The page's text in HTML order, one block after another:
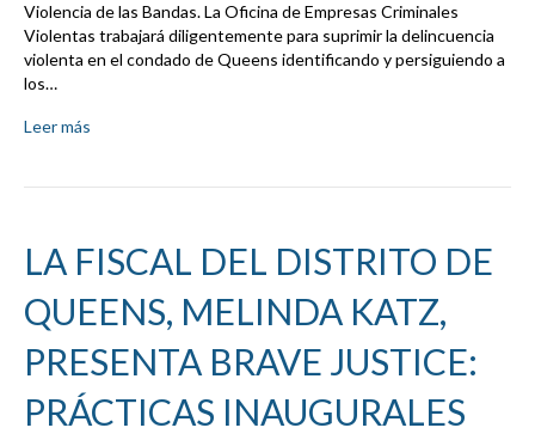
Violencia de las Bandas. La Oficina de Empresas Criminales
Violentas trabajará diligentemente para suprimir la delincuencia
violenta en el condado de Queens identificando y persiguiendo a
los…
Leer más
LA FISCAL DEL DISTRITO DE
QUEENS, MELINDA KATZ,
PRESENTA BRAVE JUSTICE:
PRÁCTICAS INAUGURALES